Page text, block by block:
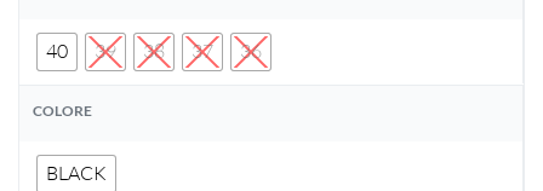
40 39 38 37 36
COLORE
BLACK